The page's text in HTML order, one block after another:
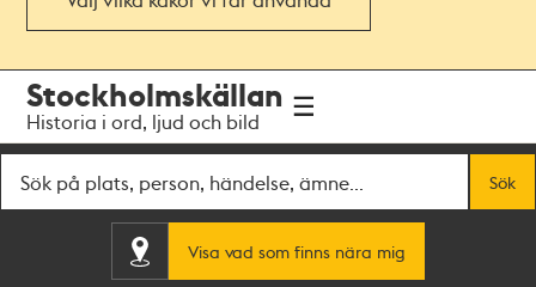
navigationen
huvudinnehållet
Stockholmskällan
Historia i ord, ljud och bild
Sök
Visa vad som finns nära mig